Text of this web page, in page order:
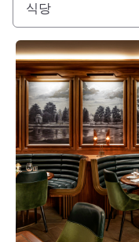
식당
세부 정보 보기